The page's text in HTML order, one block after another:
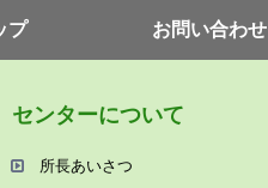
プ お問い合わせ
センターについて
所⻑あいさつ